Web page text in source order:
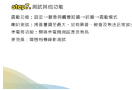
iPhone 回收價
線上商城
MSI 舊換新